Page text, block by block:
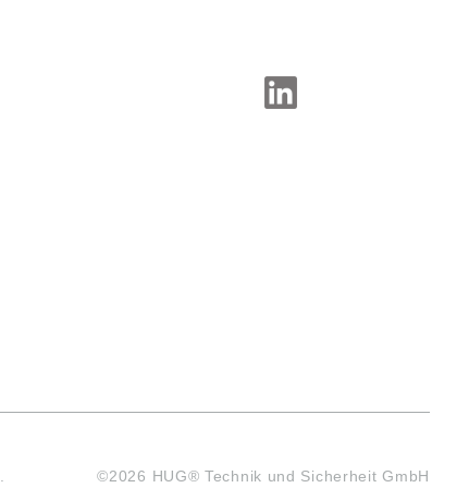
©2026 HUG® Technik und Sicherheit GmbH